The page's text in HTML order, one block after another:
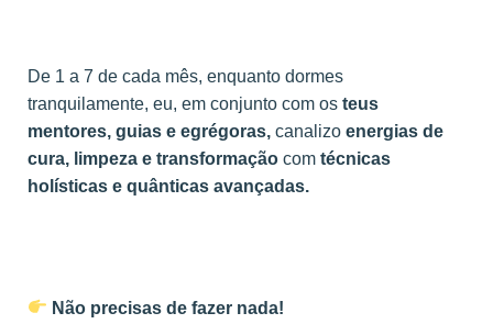
De 1 a 7 de cada mês, enquanto dormes
tranquilamente, eu, em conjunto com os teus
mentores, guias e egrégoras,canalizo energias de
cura, limpeza e transformaçãocomtécnicas
holísticas e quânticas avançadas.
Não precisas de fazer nada!